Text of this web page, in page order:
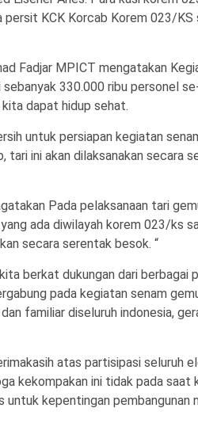
KCK Korcab Korem 023/
Fadjar MPICT mengatakan
330.000 ribu personel
dapat hidup sehat.
untuk persiapan kegiatan
ini akan dilaksanakan secara
Pada pelaksanaan tari
ada diwilayah korem 023/ks
secara serentak besok. “
berkat dukungan dari berbagai
pada kegiatan senam
familiar diseluruh indonesia,
atas partisipasi seluruh
kekompakan ini tidak pada saat
kepentingan pembangunan